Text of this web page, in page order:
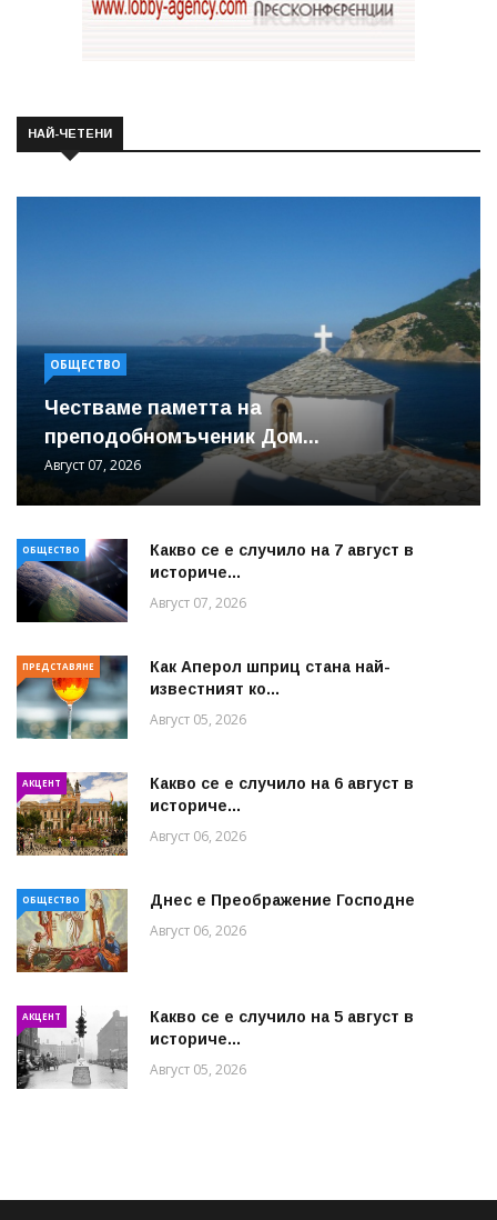
НАЙ-ЧЕТЕНИ
ОБЩЕСТВО
Честваме паметта на
преподобномъченик Дом...
Август 07, 2026
ОБЩЕСТВО
Какво се е случило на 7 август в
историче...
Август 07, 2026
ПРЕДСТАВЯНЕ
Как Аперол шприц стана най-
известният ко...
Август 05, 2026
АКЦЕНТ
Какво се е случило на 6 август в
историче...
Август 06, 2026
ОБЩЕСТВО Днес е Преображение Господне
Август 06, 2026
АКЦЕНТ
Какво се е случило на 5 август в
историче...
Август 05, 2026